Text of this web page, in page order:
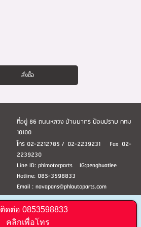
ที่อยู่ 86 ถนนหลวง บ้านบาตร ป้อมปราบ กทม
10100
โทร 02-2212785 / 02-2239231 Fax 02-
2239230
Line ID: phlmotorparts IG:penghuatlee
Hotline: 085-3598833
Email : navapans@phlautoparts.com
ติดต่อ0853598833
คลิกเพื่อโทร